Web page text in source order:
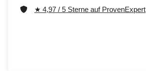
★ 4,97 / 5 Sterne auf ProvenExpert